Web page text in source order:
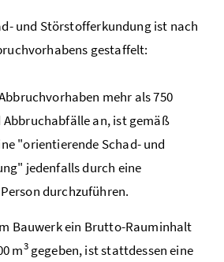
und Störstofferkundung ist nach
gestaffelt:
mehr als 750
Abbruchabfälle an, ist gemäß
"orientierende Schad- und
jedenfalls durch eine
durchzuführen.
Bauwerk ein Brutto-Rauminhalt
m3gegeben, ist stattdessen eine